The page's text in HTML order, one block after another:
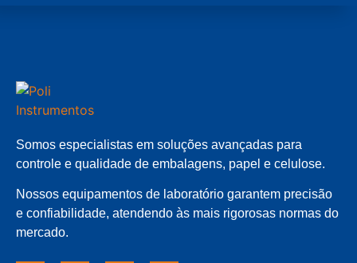
Somos especialistas em soluções avançadas para
controle e qualidade de embalagens, papel e celulose.
Nossos equipamentos de laboratório garantem precisão
e confiabilidade, atendendo às mais rigorosas normas do
mercado.